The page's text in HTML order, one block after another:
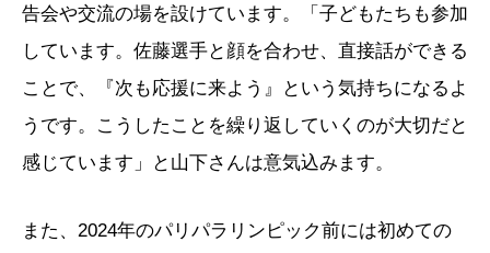
告会や交流の場を設けています。「子どもたちも参加
しています。佐藤選手と顔を合わせ、直接話ができる
ことで、『次も応援に来よう』という気持ちになるよ
うです。こうしたことを繰り返していくのが大切だと
感じています」と山下さんは意気込みます。
また、2024年のパリパラリンピック前には初めての